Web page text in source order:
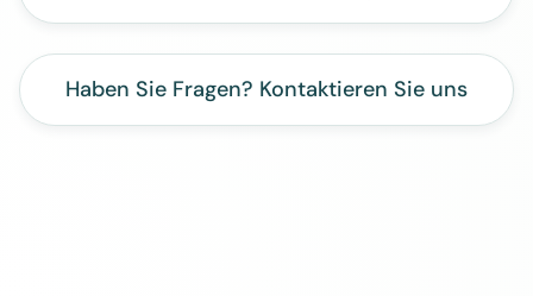
Haben Sie Fragen? Kontaktieren Sie uns